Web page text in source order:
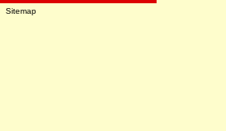
Sitemap